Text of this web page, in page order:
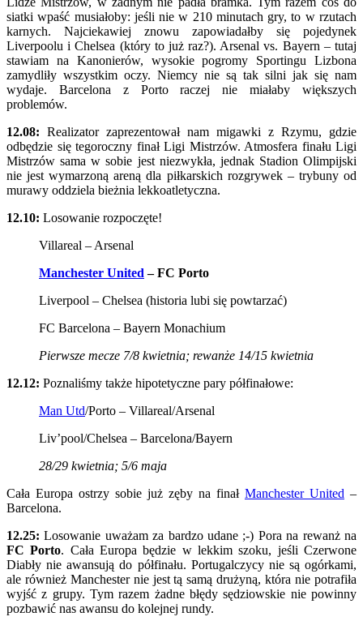
siatki wpaść musiałoby: jeśli nie w 210 minutach gry, to w rzutach
karnych. Najciekawiej znowu zapowiadałby się pojedynek
Liverpoolu i Chelsea (który to już raz?). Arsenal vs. Bayern – tutaj
stawiam na Kanonierów, wysokie pogromy Sportingu Lizbona
zamydliły wszystkim oczy. Niemcy nie są tak silni jak się nam
wydaje. Barcelona z Porto raczej nie miałaby większych
problemów.
12.08: Realizator zaprezentował nam migawki z Rzymu, gdzie
odbędzie się tegoroczny finał Ligi Mistrzów. Atmosfera finału Ligi
Mistrzów sama w sobie jest niezwykła, jednak Stadion Olimpijski
nie jest wymarzoną areną dla piłkarskich rozgrywek – trybuny od
murawy oddziela bieżnia lekkoatletyczna.
12.10: Losowanie rozpoczęte!
Villareal – Arsenal
Manchester United – FC Porto
Liverpool – Chelsea (historia lubi się powtarzać)
FC Barcelona – Bayern Monachium
Pierwsze mecze 7/8 kwietnia; rewanże 14/15 kwietnia
12.12: Poznaliśmy także hipotetyczne pary półfinałowe:
Man Utd/Porto – Villareal/Arsenal
Liv’pool/Chelsea – Barcelona/Bayern
28/29 kwietnia; 5/6 maja
Cała Europa ostrzy sobie już zęby na finał Manchester United –
Barcelona.
12.25: Losowanie uważam za bardzo udane ;-) Pora na rewanż na
FC Porto. Cała Europa będzie w lekkim szoku, jeśli Czerwone
Diabły nie awansują do półfinału. Portugalczycy nie są ogórkami,
ale również Manchester nie jest tą samą drużyną, która nie potrafiła
wyjść z grupy. Tym razem żadne błędy sędziowskie nie powinny
pozbawić nas awansu do kolejnej rundy.